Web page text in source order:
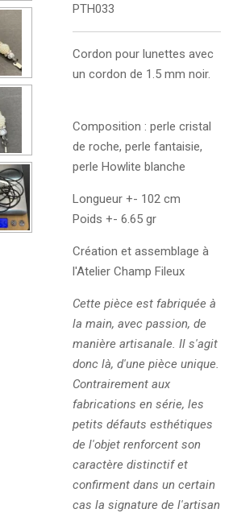
PTH033
Cordon pour lunettes avec
un cordon de 1.5 mm noir.
Composition : perle cristal
de roche, perle fantaisie,
perle Howlite blanche
Longueur +- 102 cm
Poids +- 6.65 gr
Création et assemblage à
l'Atelier Champ Fileux
Cette pièce est fabriquée à
la main, avec passion, de
manière artisanale. Il s'agit
donc là, d'une pièce unique.
Contrairement aux
fabrications en série, les
petits défauts esthétiques
de l'objet renforcent son
caractère distinctif et
confirment dans un certain
cas la signature de l'artisan